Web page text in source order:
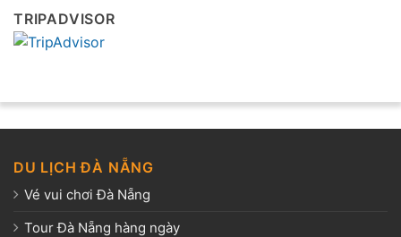
TRIPADVISOR
DU LỊCH ĐÀ NẴNG
Vé vui chơi Đà Nẵng
Tour Đà Nẵng hàng ngày